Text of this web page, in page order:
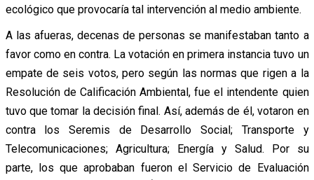
ecológico que provocaría tal intervención al medio ambiente.
A las afueras, decenas de personas se manifestaban tanto a
favor como en contra. La votación en primera instancia tuvo un
empate de seis votos, pero según las normas que rigen a la
Resolución de Calificación Ambiental, fue el intendente quien
tuvo que tomar la decisión final. Así, además de él, votaron en
contra los Seremis de Desarrollo Social; Transporte y
Telecomunicaciones; Agricultura; Energía y Salud. Por su
parte, los que aprobaban fueron el Servicio de Evaluación